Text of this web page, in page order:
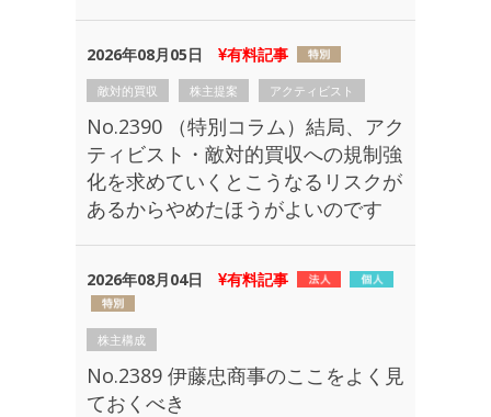
2026年08月05日 有料記事
敵対的買収 株主提案 アクティビスト
No.2390 （特別コラム）結局、アク
ティビスト・敵対的買収への規制強
化を求めていくとこうなるリスクが
あるからやめたほうがよいのです
2026年08月04日 有料記事
株主構成
No.2389 伊藤忠商事のここをよく見
ておくべき